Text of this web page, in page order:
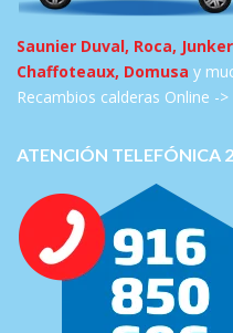
Saunier Duval, Roca,
Chaffoteaux, Domusa y
Recambios calderas Online ->
ATENCIÓN TELEFÓNICA